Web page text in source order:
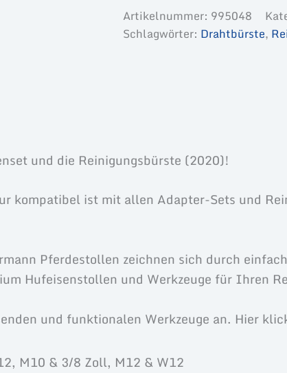
Artikelnummer: 995048
Schlagwörter: Drahtbürste,
und die Reinigungsbürste (2020)!
kompatibel ist mit allen Adapter-Sets und
Pferdestollen zeichnen sich durch
Hufeisenstollen und Werkzeuge für Ihren
und funktionalen Werkzeuge an. Hier
M10 & 3/8 Zoll, M12 & W12